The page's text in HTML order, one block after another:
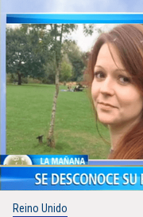
Reino Unido